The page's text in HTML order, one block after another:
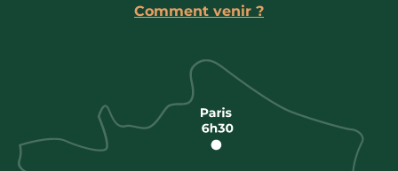
Comment venir ?